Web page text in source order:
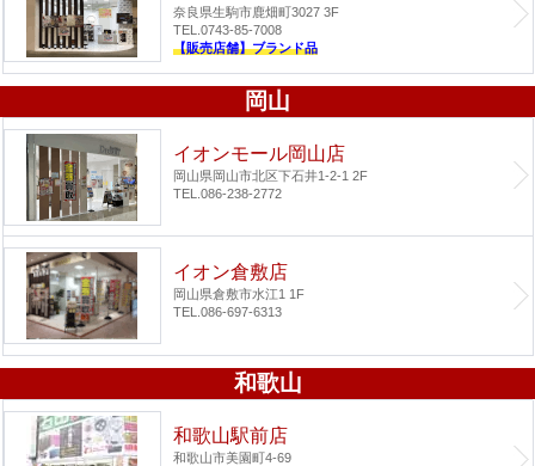
奈良県生駒市鹿畑町3027 3F
TEL.0743-85-7008
【販売店舗】ブランド品
岡山
イオンモール岡山店
岡山県岡山市北区下石井1-2-1 2F
TEL.086-238-2772
イオン倉敷店
岡山県倉敷市水江1 1F
TEL.086-697-6313
和歌山
和歌山駅前店
和歌山市美園町4-69